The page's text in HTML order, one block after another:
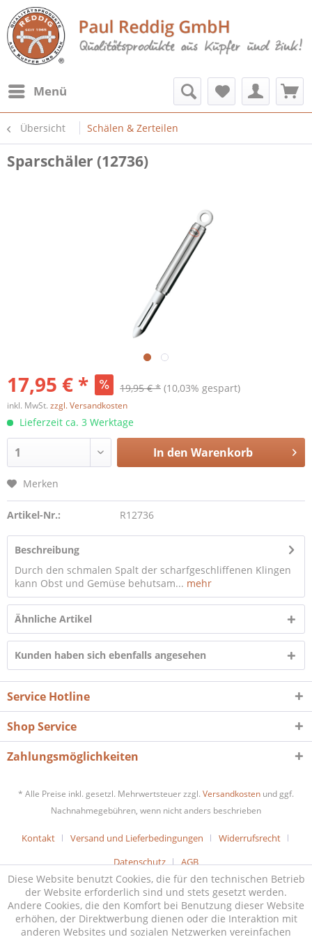
Menü
Übersicht Schälen & Zerteilen
Sparschäler (12736)
17,95 € * 19,95 € * (10,03% gespart)
inkl. MwSt. zzgl. Versandkosten
Lieferzeit ca. 3 Werktage
In den Warenkorb
Merken
Artikel-Nr.: R12736
Beschreibung
Durch den schmalen Spalt der scharfgeschliffenen Klingen
kann Obst und Gemüse behutsam... mehr
Ähnliche Artikel
Kunden haben sich ebenfalls angesehen
Service Hotline
Shop Service
Zahlungsmöglichkeiten
* Alle Preise inkl. gesetzl. Mehrwertsteuer zzgl. Versandkosten und ggf.
Nachnahmegebühren, wenn nicht anders beschrieben
Kontakt Versand und Lieferbedingungen
Widerrufsrecht
Datenschutz
AGB
Diese Website benutzt Cookies, die für den technischen Betrieb
der Website erforderlich sind und stets gesetzt werden.
Andere Cookies, die den Komfort bei Benutzung dieser Website
erhöhen, der Direktwerbung dienen oder die Interaktion mit
anderen Websites und sozialen Netzwerken vereinfachen